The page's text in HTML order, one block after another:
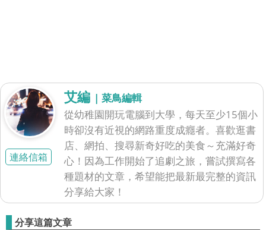
連絡信箱
艾編 | 菜鳥編輯
從幼稚園開玩電腦到大學，每天至少15個小
時卻沒有近視的網路重度成癮者。喜歡逛書
店、網拍、搜尋新奇好吃的美食～充滿好奇
心！因為工作開始了追劇之旅，嘗試撰寫各
種題材的文章，希望能把最新最完整的資訊
分享給大家！
分享這篇文章